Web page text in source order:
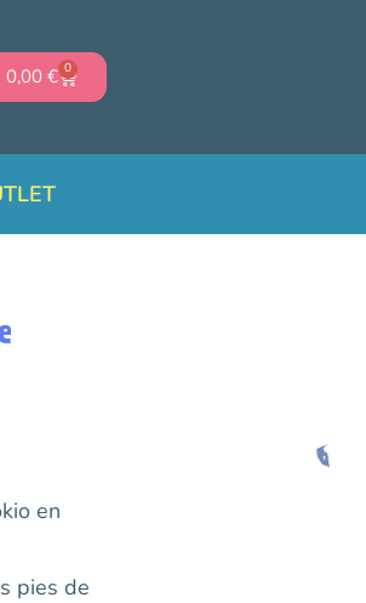
0,00 € 0
en
pies de